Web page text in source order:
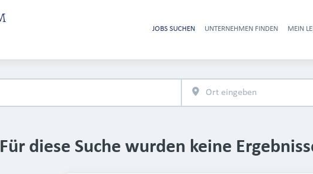
JOBS SUCHEN UNTERNEHMEN FINDEN MEIN
Für diese Suche wurden keine